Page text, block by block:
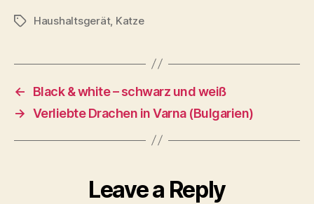
TagsHaushaltsgerät, Katze
←
Black & white – schwarz und weiß
→ Verliebte Drachen in Varna (Bulgarien)
Leave a Reply